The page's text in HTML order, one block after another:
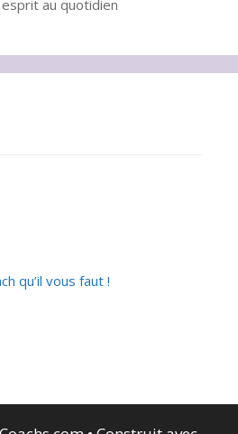
au quotidien
qu’il vous faut !